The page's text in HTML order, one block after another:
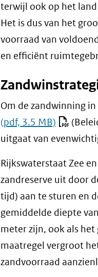
terwijl ook op het land
Het is dus van het
voorraad van
en efficiënt
Om de zandwinning
(pdf, 3.5 MB)
uitgaat van
Rijkswaterstaat Zee
zandreserve uit door
tijd) aan te sturen en
gemiddelde diepte
meter zijn, ook als
maatregel vergroot
zandvoorraad